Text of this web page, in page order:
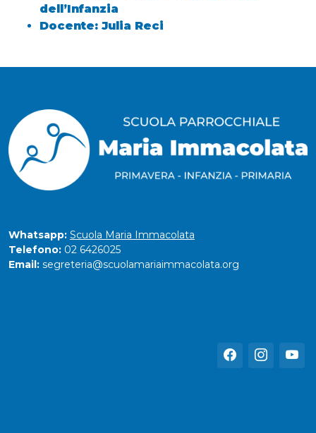
dell’Infanzia
Docente: Julia Reci
Whatsapp: Scuola Maria Immacolata
Telefono: 02 6426025
Email: segreteria@scuolamariaimmacolata.org